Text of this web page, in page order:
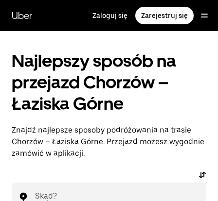
głównej
zawartości
Uber Zaloguj się Zarejestruj się
Najlepszy sposób na
przejazd Chorzów –
Łaziska Górne
Znajdź najlepsze sposoby podróżowania na trasie
Chorzów – Łaziska Górne. Przejazd możesz wygodnie
zamówić w aplikacji.
Skąd?